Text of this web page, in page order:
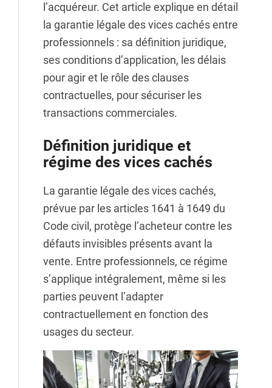
l’acquéreur. Cet article explique en détail
la garantie légale des vices cachés entre
professionnels : sa définition juridique,
ses conditions d’application, les délais
pour agir et le rôle des clauses
contractuelles, pour sécuriser les
transactions commerciales.
Définition juridique et
régime des vices cachés
La garantie légale des vices cachés,
prévue par les articles 1641 à 1649 du
Code civil, protège l’acheteur contre les
défauts invisibles présents avant la
vente. Entre professionnels, ce régime
s’applique intégralement, même si les
parties peuvent l’adapter
contractuellement en fonction des
usages du secteur.